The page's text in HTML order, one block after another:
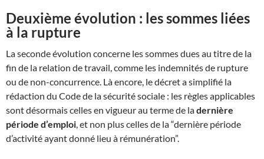
Deuxième évolution : les sommes liées
à la rupture
La seconde évolution concerne les sommes dues au titre de la
fin de la relation de travail, comme les indemnités de rupture
ou de non-concurrence. Là encore, le décret a simplifié la
rédaction du Code de la sécurité sociale : les règles applicables
sont désormais celles en vigueur au terme de ladernière
période d’emploi, et non plus celles de la “dernière période
d’activité ayant donné lieu à rémunération”.